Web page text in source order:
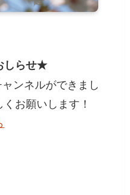
しらせ★
ンネルができまし
お願いします！